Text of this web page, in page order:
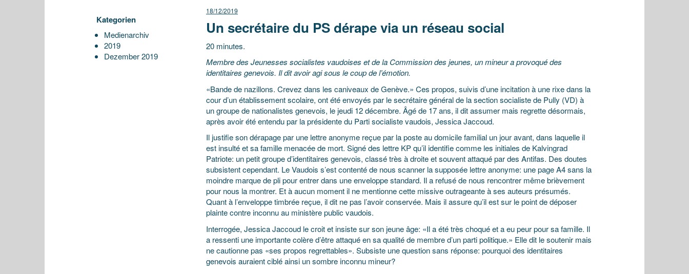
Kategorien
Medienarchiv
2019
Dezember 2019
18/12/2019
Un secrétaire du PS dérape via un réseau social
20 minutes.
Membre des Jeunesses socialistes vaudoises et de la Commission des jeunes, un mineur a provoqué des
identitaires genevois. Il dit avoir agi sous le coup de l’émotion.
«Bande de nazillons. Crevez dans les caniveaux de Genève.» Ces propos, suivis d’une incitation à une rixe dans la
cour d’un établissement scolaire, ont été envoyés par le secrétaire général de la section socialiste de Pully (VD) à
un groupe de nationalistes genevois, le jeudi 12 décembre. Âgé de 17 ans, il dit assumer mais regrette désormais,
après avoir été entendu par la présidente du Parti socialiste vaudois, Jessica Jaccoud.
Il justifie son dérapage par une lettre anonyme reçue par la poste au domicile familial un jour avant, dans laquelle il
est insulté et sa famille menacée de mort. Signé des lettre KP qu’il identifie comme les initiales de Kalvingrad
Patriote: un petit groupe d’identitaires genevois, classé très à droite et souvent attaqué par des Antifas. Des doutes
subsistent cependant. Le Vaudois s’est contenté de nous scanner la supposée lettre anonyme: une page A4 sans la
moindre marque de pli pour entrer dans une enveloppe standard. Il a refusé de nous rencontrer même brièvement
pour nous la montrer. Et à aucun moment il ne mentionne cette missive outrageante à ses auteurs présumés.
Quant à l’enveloppe timbrée reçue, il dit ne pas l’avoir conservée. Mais il assure qu’il est sur le point de déposer
plainte contre inconnu au ministère public vaudois.
Interrogée, Jessica Jaccoud le croit et insiste sur son jeune âge: «Il a été très choqué et a eu peur pour sa famille. Il
a ressenti une importante colère d’être attaqué en sa qualité de membre d’un parti politique.» Elle dit le soutenir mais
ne cautionne pas «ses propos regrettables». Subsiste une question sans réponse: pourquoi des identitaires
genevois auraient ciblé ainsi un sombre inconnu mineur?